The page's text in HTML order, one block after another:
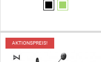
AKTIONSPREIS!